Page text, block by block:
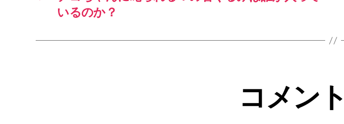
いるのか？
コメン